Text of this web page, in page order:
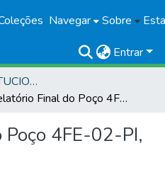
Navegar Sobre
Entrar
PRODUÇÃO INSTITUCIONAL
Relatório Final do Poço 4FE-02-PI, Flores, Piauí
4FE-02-PI,